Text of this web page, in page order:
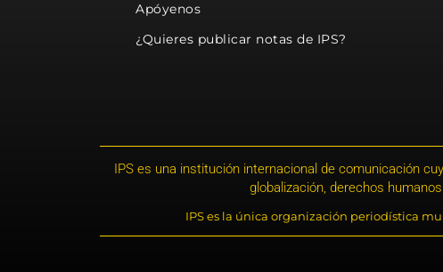
Apóyenos
¿Quieres publicar notas de IPS?
IPS es una institución internacional de comunicación
globalización, derechos
IPS es la única organización periodística